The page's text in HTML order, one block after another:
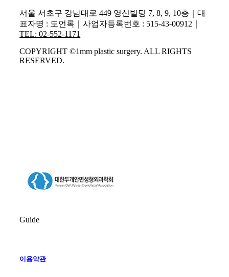
서울 서초구 강남대로 449 영신빌딩 7, 8, 9, 10층｜대
표자명 : 도언록｜사업자등록번호 : 515-43-00912｜
TEL: 02-552-1171
COPYRIGHT ©1mm plastic surgery. ALL RIGHTS
RESERVED.
Guide
이용약관